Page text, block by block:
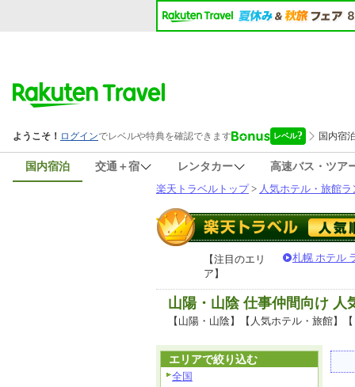
国内宿泊 交通＋宿 レンタカー
高速バス・ツア
楽天トラベルトップ> 人気ホテル・旅館ラ
【注目のエリ
ア】
札幌 ホテル
山陽・山陰 仕事仲間向け 人
【山陽・山陰】【人気ホテル・旅館】
エリアで絞り込む
全国